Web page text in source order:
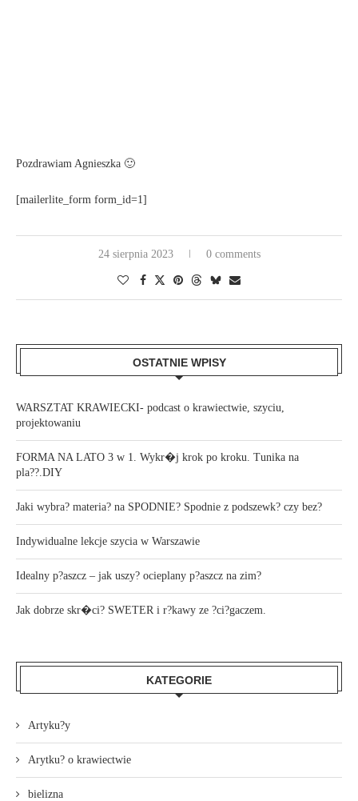
Pozdrawiam Agnieszka 🙂
[mailerlite_form form_id=1]
24 sierpnia 2023 0 comments
OSTATNIE WPISY
WARSZTAT KRAWIECKI- podcast o krawiectwie, szyciu,
projektowaniu
FORMA NA LATO 3 w 1. Wykr�j krok po kroku. Tunika na
pla??.DIY
Jaki wybra? materia? na SPODNIE? Spodnie z podszewk? czy bez?
Indywidualne lekcje szycia w Warszawie
Idealny p?aszcz – jak uszy? ocieplany p?aszcz na zim?
Jak dobrze skr�ci? SWETER i r?kawy ze ?ci?gaczem.
KATEGORIE
Artyku?y
Arytku? o krawiectwie
bielizna